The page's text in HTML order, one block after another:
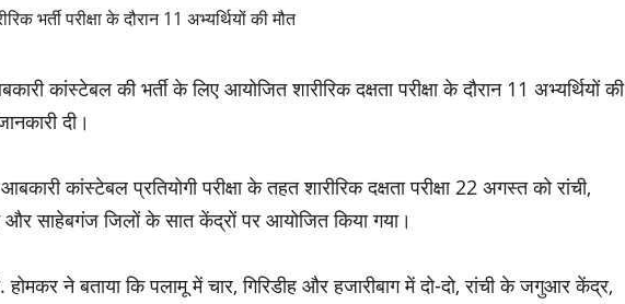
कांस्टेबल की भर्ती के लिए आयोजित शारीरिक दक्षता परीक्षा के दौरान 11 अभ्यर्थियों की
दी।
कांस्टेबल प्रतियोगी परीक्षा के तहत शारीरिक दक्षता परीक्षा 22 अगस्त को रांची,
और साहेबगंज जिलों के सात केंद्रों पर आयोजित किया गया।
होमकर ने बताया कि पलामू में चार, गिरिडीह और हजारीबाग में दो-दो, रांची के जगुआर केंद्र,